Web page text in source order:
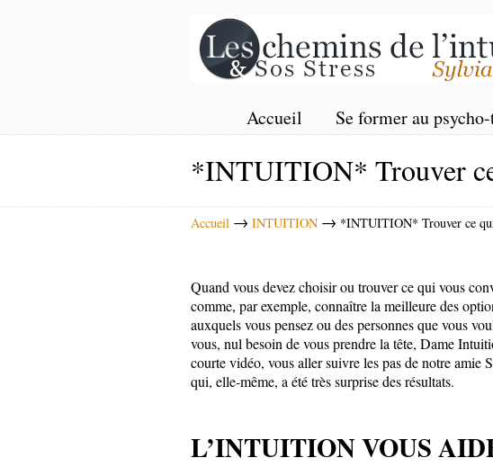
Accueil Se former au
*INTUITION* Trouver
Accueil → INTUITION → *INTUITION* Trouver ce
Quand vous devez choisir ou trouver ce qui vous
comme, par exemple, connaître la meilleure des
auxquels vous pensez ou des personnes que vous
vous, nul besoin de vous prendre la tête, Dame
courte vidéo, vous aller suivre les pas de notre amie
qui, elle-même, a été très surprise des résultats.
L’INTUITION VOUS